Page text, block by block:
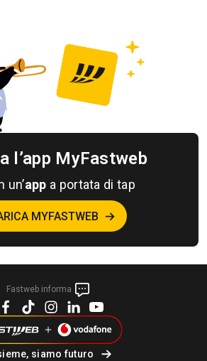
l’app MyFastweb
un’app a portata di tap
MYFASTWEB
Fastweb informa
siamo futuro